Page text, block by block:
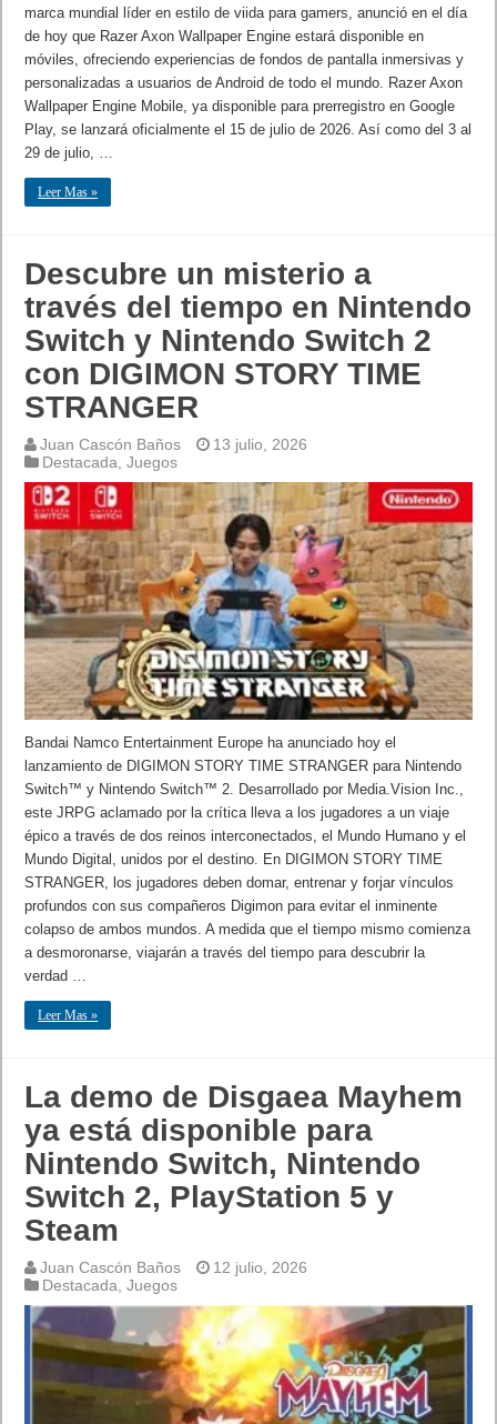
marca mundial líder en estilo de viida para gamers, anunció en el día
de hoy que Razer Axon Wallpaper Engine estará disponible en
móviles, ofreciendo experiencias de fondos de pantalla inmersivas y
personalizadas a usuarios de Android de todo el mundo. Razer Axon
Wallpaper Engine Mobile, ya disponible para prerregistro en Google
Play, se lanzará oficialmente el 15 de julio de 2026. Así como del 3 al
29 de julio, …
Leer Mas »
Descubre un misterio a
través del tiempo en Nintendo
Switch y Nintendo Switch 2
con DIGIMON STORY TIME
STRANGER
Juan Cascón Baños
13 julio, 2026
Destacada ,Juegos
Bandai Namco Entertainment Europe ha anunciado hoy el
lanzamiento de DIGIMON STORY TIME STRANGER para Nintendo
Switch™ y Nintendo Switch™ 2. Desarrollado por Media.Vision Inc.,
este JRPG aclamado por la crítica lleva a los jugadores a un viaje
épico a través de dos reinos interconectados, el Mundo Humano y el
Mundo Digital, unidos por el destino. En DIGIMON STORY TIME
STRANGER, los jugadores deben domar, entrenar y forjar vínculos
profundos con sus compañeros Digimon para evitar el inminente
colapso de ambos mundos. A medida que el tiempo mismo comienza
a desmoronarse, viajarán a través del tiempo para descubrir la
verdad …
Leer Mas »
La demo de Disgaea Mayhem
ya está disponible para
Nintendo Switch, Nintendo
Switch 2, PlayStation 5 y
Steam
Juan Cascón Baños
12 julio, 2026
Destacada,Juegos